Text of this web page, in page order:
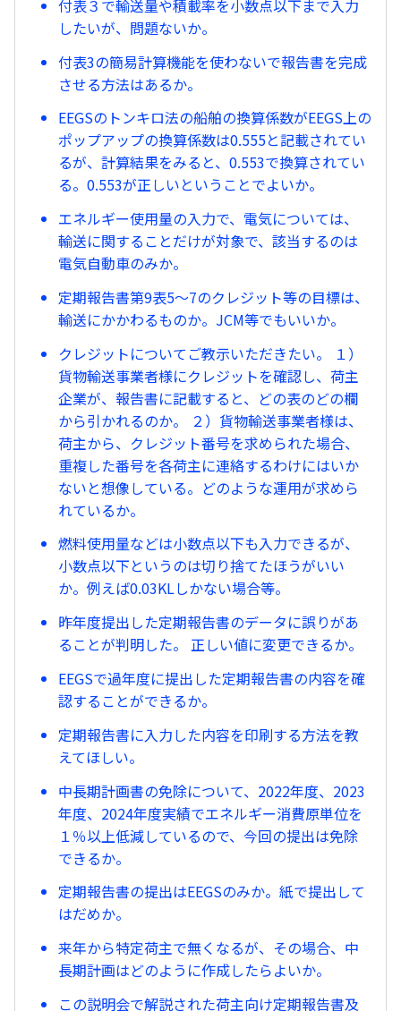
付表３で輸送量や積載率を小数点以下まで入力
したいが、問題ないか。
付表3の簡易計算機能を使わないで報告書を完成
させる方法はあるか。
EEGSのトンキロ法の船舶の換算係数がEEGS上の
ポップアップの換算係数は0.555と記載されてい
るが、計算結果をみると、0.553で換算されてい
る。0.553が正しいということでよいか。
エネルギー使用量の入力で、電気については、
輸送に関することだけが対象で、該当するのは
電気自動車のみか。
定期報告書第9表5〜7のクレジット等の目標は、
輸送にかかわるものか。JCM等でもいいか。
クレジットについてご教示いただきたい。 １）
貨物輸送事業者様にクレジットを確認し、荷主
企業が、報告書に記載すると、どの表のどの欄
から引かれるのか。 ２）貨物輸送事業者様は、
荷主から、クレジット番号を求められた場合、
重複した番号を各荷主に連絡するわけにはいか
ないと想像している。どのような運用が求めら
れているか。
燃料使用量などは小数点以下も入力できるが、
小数点以下というのは切り捨てたほうがいい
か。例えば0.03KLしかない場合等。
昨年度提出した定期報告書のデータに誤りがあ
ることが判明した。 正しい値に変更できるか。
EEGSで過年度に提出した定期報告書の内容を確
認することができるか。
定期報告書に入力した内容を印刷する方法を教
えてほしい。
中長期計画書の免除について、2022年度、2023
年度、2024年度実績でエネルギー消費原単位を
１％以上低減しているので、今回の提出は免除
できるか。
定期報告書の提出はEEGSのみか。紙で提出して
はだめか。
来年から特定荷主で無くなるが、その場合、中
長期計画はどのように作成したらよいか。
この説明会で解説された荷主向け定期報告書及